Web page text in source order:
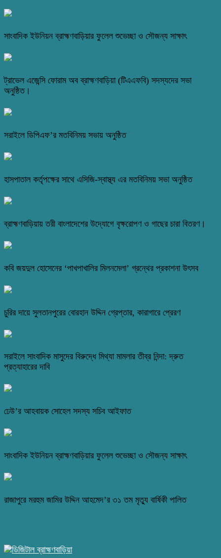
সাংবাদিক ইউনিয়ন ব্রাহ্মণবাড়িয়ার ফুলেল শুভেচ্ছা ও সৌজন্য সাক্ষাৎ
ট্রাভেল এজেন্সি ফোরাম অব ব্রাহ্মণবাড়িয়া (টিএএফবি) সদস্যদের সভা
অনুষ্ঠিত।
সরাইলে ডিপিএফ’র মতবিনিময় সভায় অনুষ্ঠিত
হাসপাতাল কর্তৃপক্ষের সাথে এসিজি-স্বাস্থ্য এর মতবিনিময় সভা অনুষ্ঠিত
ব্রাহ্মণবাড়িয়ায় তরী বাংলাদেশের উদ্যোগে বৃক্ষরোপণ ও গাছের চারা বিতরণ।
কবি জয়দুল হোসেনের ‘পাখপাখালির মিলনমেলা’ গ্রন্থের প্রকাশনা উৎসব
চুরির দায়ে সুলতানপুরের বোরহান উদ্দিন গ্রেপ্তার, কারাগারে প্রেরণ
সরাইলে সাংবাদিক মাসুদের বিরুদ্ধে মিথ্যা মামলার তীব্র নিন্দা: দ্রুত
প্রত্যাহারের দাবি
ঢেউ’র আহবায়ক সোহেল সদস্য সচিব আইফাত
সাংবাদিক ইউনিয়ন ব্রাহ্মণবাড়িয়ার ফুলেল শুভেচ্ছা ও সৌজন্য সাক্ষাৎ
রাজাপুরে মরহুম জামির উদ্দিন আহমেদ’র ৩১ তম মৃত্যু বার্ষিকী পালিত